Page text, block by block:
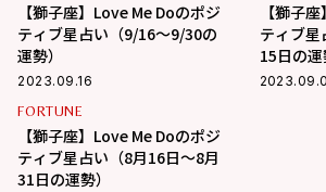
【獅子座】Love Me Doのポジ
ティブ星占い（9/16～9/30の
運勢）
2023.09.16
【獅子
ティブ星
15日の運
FORTUNE
【獅子座】Love Me Doのポジ
ティブ星占い（8月16日～8月
31日の運勢）